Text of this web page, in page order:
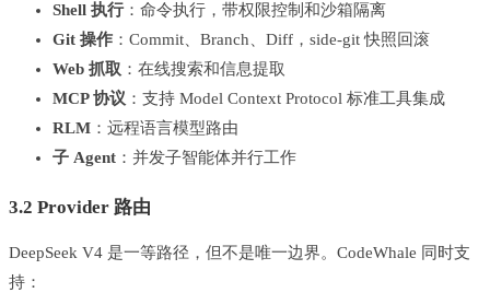
Shell 执行：命令执行，带权限控制和沙箱隔离
Git 操作 ：Commit、Branch、Diff，side-git 快照回滚
Web 抓取 ：在线搜索和信息提取
MCP 协议 ：支持 Model Context Protocol 标准工具集成
RLM ：远程语言模型路由
子 Agent ：并发子智能体并行工作
3.2 Provider 路由
DeepSeek V4 是一等路径，但不是唯一边界。CodeWhale 同时支
持：